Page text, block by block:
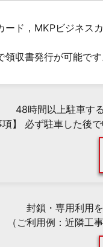
ード，MKPビジネス
領収書発行が可能です
48時間以上駐車す
項】 必ず駐車した後
封鎖・専用利用
（ご利用例：近隣